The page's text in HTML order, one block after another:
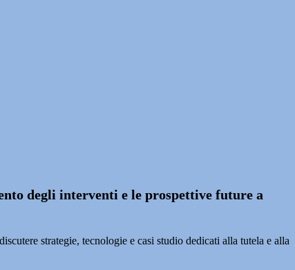
degli interventi e le prospettive future a
strategie, tecnologie e casi studio dedicati alla tutela e alla